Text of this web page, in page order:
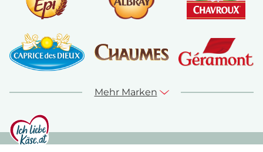
Mehr Marken